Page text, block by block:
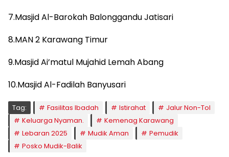
7.Masjid Al-Barokah Balonggandu Jatisari
8.MAN 2 Karawang Timur
9.Masjid Ai’matul Mujahid Lemah Abang
10.Masjid Al-Fadilah Banyusari
Tag: Fasilitas Ibadah Istirahat
Jalur Non-Tol
Keluarga Nyaman.
Kemenag Karawang
Lebaran 2025
Mudik Aman
Pemudik
Posko Mudik-Balik